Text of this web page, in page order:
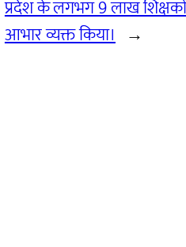
प्रदेश के लगभग 9 लाख
आभार व्यक्त किया। →